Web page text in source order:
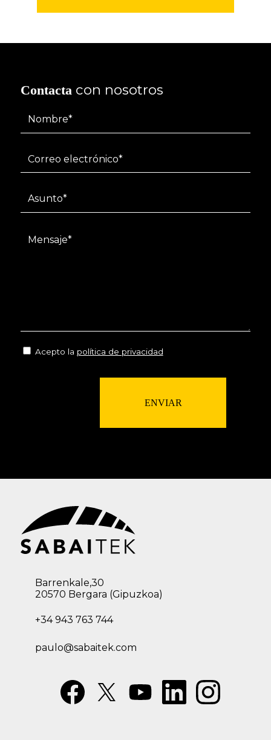
Contactacon nosotros
Acepto la política de privacidad
ENVIAR
Barrenkale,30
20570 Bergara (Gipuzkoa)
+34 943 763 744
paulo@sabaitek.com